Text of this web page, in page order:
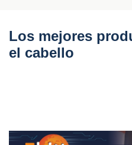
Los mejores
el cabello